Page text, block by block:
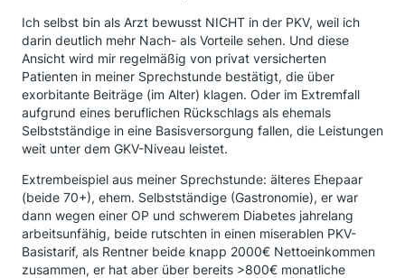
Ich selbst bin als Arzt bewusst NICHT in der PKV, weil ich
darin deutlich mehr Nach- als Vorteile sehen. Und diese
Ansicht wird mir regelmäßig von privat versicherten
Patienten in meiner Sprechstunde bestätigt, die über
exorbitante Beiträge (im Alter) klagen. Oder im Extremfall
aufgrund eines beruflichen Rückschlags als ehemals
Selbstständige in eine Basisversorgung fallen, die Leistungen
weit unter dem GKV-Niveau leistet.
Extrembeispiel aus meiner Sprechstunde: älteres Ehepaar
(beide 70+), ehem. Selbstständige (Gastronomie), er war
dann wegen einer OP und schwerem Diabetes jahrelang
arbeitsunfähig, beide rutschten in einen miserablen PKV-
Basistarif, als Rentner beide knapp 2000€ Nettoeinkommen
zusammen, er hat aber über bereits >800€ monatliche